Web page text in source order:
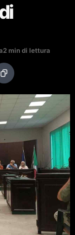
2 min di lettura